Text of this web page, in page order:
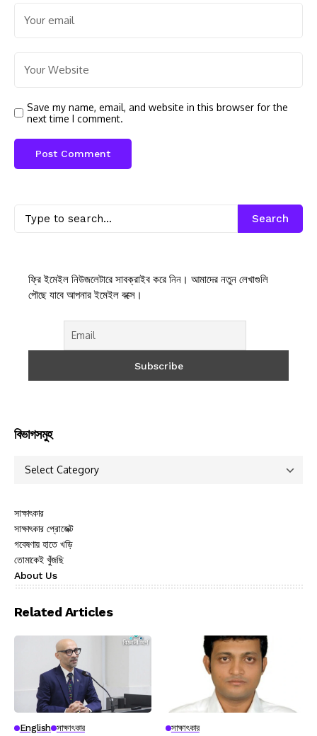
Save my name, email, and website in this browser for the
next time I comment.
Search
ফ্রি ইমেইল নিউজলেটারে সাবক্রাইব করে নিন। আমাদের নতুন লেখাগুলি
পৌছে যাবে আপনার ইমেইল বক্সে।
বিভাগসমুহ
সাক্ষাৎকার
সাক্ষাৎকার প্রোজেক্ট
গবেষণায় হাতে খড়ি
তোমাকেই খুঁজছি
About Us
Related Articles
English সাক্ষাৎকার সাক্ষাৎকার